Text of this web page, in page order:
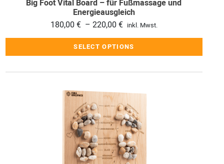
Big Foot Vital Board – für Fußmassage und
Energieausgleich
180,00€ – 220,00€ Preisspanne:
180,00 €
bis
inkl. Mwst.
SELECT OPTIONS
Produktseite